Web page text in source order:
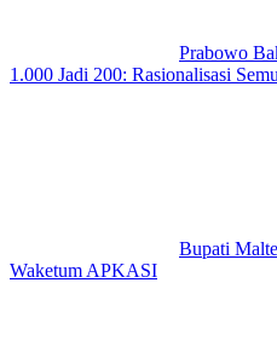
Prabowo
1.000 Jadi 200: Rasionalisasi
Bupati
Waketum APKASI